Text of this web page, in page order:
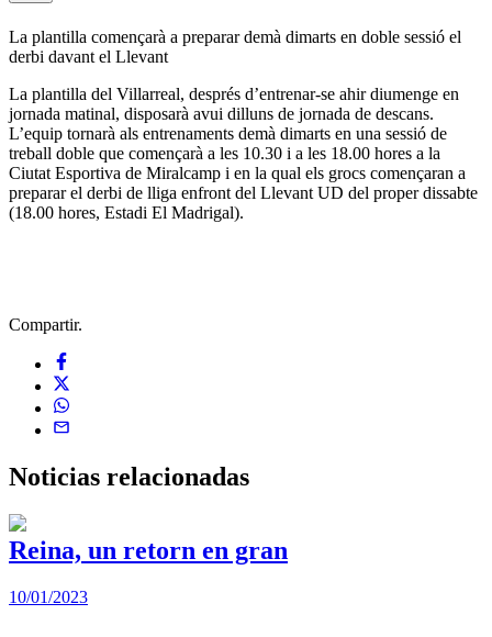
La plantilla començarà a preparar demà dimarts en doble sessió el
derbi davant el Llevant
La plantilla del Villarreal, després d’entrenar-se ahir diumenge en
jornada matinal, disposarà avui dilluns de jornada de descans.
L’equip tornarà als entrenaments demà dimarts en una sessió de
treball doble que començarà a les 10.30 i a les 18.00 hores a la
Ciutat Esportiva de Miralcamp i en la qual els grocs començaran a
preparar el derbi de lliga enfront del Llevant UD del proper dissabte
(18.00 hores, Estadi El Madrigal).
Compartir.
Noticias relacionadas
Reina, un retorn en gran
10/01/2023